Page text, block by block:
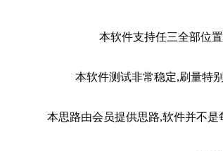
本软件支持任三全部位
本软件测试非常稳定,刷量特
本思路由会员提供思路,软件并不